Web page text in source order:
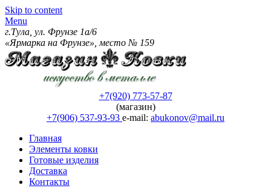
Skip to content
Menu
г.Тула, ул. Фрунзе 1а/6
«Ярмарка на Фрунзе», место № 159
+7(920) 773-57-87
(магазин)
+7(906) 537-93-93 e-mail: abukonov@mail.ru
Главная
Элементы ковки
Готовые изделия
Доставка
Контакты